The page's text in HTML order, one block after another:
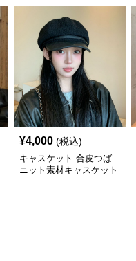
¥4,000 (税込)
キャスケット 合皮つば
ニット素材キャスケット